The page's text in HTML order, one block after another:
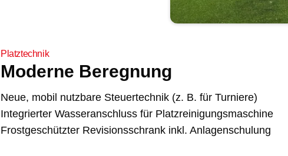
Platztechnik
Moderne Beregnung
Neue, mobil nutzbare Steuertechnik (z. B. für Turniere)
Integrierter Wasseranschluss für Platzreinigungsmaschine
Frostgeschützter Revisionsschrank inkl. Anlagenschulung